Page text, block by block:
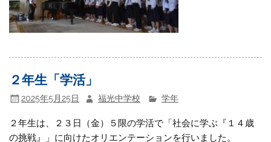
２年生「学活」
2025年5月25日 福光中学校 学年
２年生は、２３日（金）５限の学活で「社会に学ぶ『１４歳
の挑戦』」に向けたオリエンテーションを行いました。